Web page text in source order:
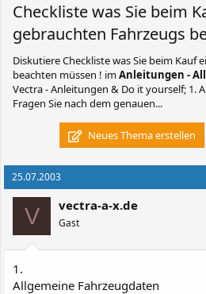
Checkliste was Sie beim
gebrauchten Fahrzeugs
DiskutiereCheckliste was Sie beim Kauf
beachten müssen ! imAnleitungen -
Vectra - Anleitungen & Do it yourself; 1.
Fragen Sie nach dem genauen...
Neues Thema erstellen
25.07.2003
V vectra-a-x.de
Gast
1.
Allgemeine Fahrzeugdaten